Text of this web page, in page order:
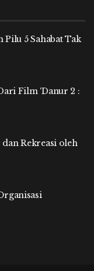
Pilu 5 Sahabat Tak
Film ‘Danur 2 :
Rekreasi oleh